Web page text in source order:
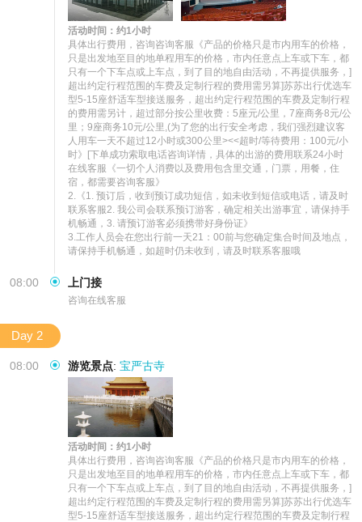
活动时间：约1小时
具体出行费用，咨询咨询客服《产品的价格只是市内用车的价格，
只是出发地至目的地单程用车的价格，市内任意点上车或下车，都
只有一个下车点或上车点，到了目的地自由活动，不再提供服务，]
超出约定行程范围的车费及定制行程的费用需另算]苏苏出行优选车
型5-15座舒适车型接送服务，超出约定行程范围的车费及定制行程
的费用需另计，超过部分按公里收费：5座元/公里，7座商务8元/公
里；9座商务10元/公里,(为了您的出行安全考虑，我们强烈建议客
人用车一天不超过12小时或300公里><<超时/等待费用：100元/小
时》[下单成功索取电话咨询详情，具体的出游的费用联系24小时
在线客服《一切个人消费以及费用包含里交通，门票，用餐，住
宿，都需要咨询客服》
2.《1. 预订后，收到预订成功短信，如未收到短信或电话，请及时
联系客服2. 我公司会联系预订游客，确定相关出游事宜，请保持手
机畅通，3. 请预订游客必须携带好身份证》
3.工作人员会在您出行前一天21：00前与您确定集合时间及地点，
请保持手机畅通，如超时仍未收到，请及时联系客服哦
08:00 上门接
咨询在线客服
Day 2
08:00 游览景点: 宝严古寺
活动时间：约1小时
具体出行费用，咨询咨询客服《产品的价格只是市内用车的价格，
只是出发地至目的地单程用车的价格，市内任意点上车或下车，都
只有一个下车点或上车点，到了目的地自由活动，不再提供服务，]
超出约定行程范围的车费及定制行程的费用需另算]苏苏出行优选车
型5-15座舒适车型接送服务，超出约定行程范围的车费及定制行程